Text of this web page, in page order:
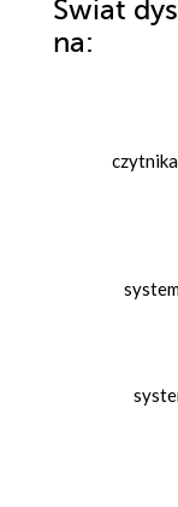
Świat
na: